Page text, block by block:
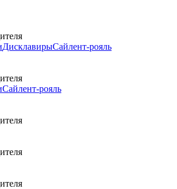
ДисклавирыСайлент-рояль
Сайлент-рояль